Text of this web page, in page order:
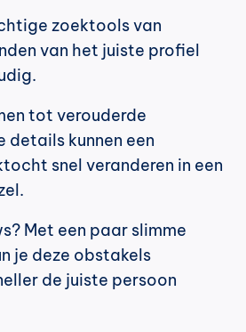
zoektools van
van het juiste profiel
tot verouderde
details kunnen een
snel veranderen in een
Met een paar slimme
je deze obstakels
de juiste persoon